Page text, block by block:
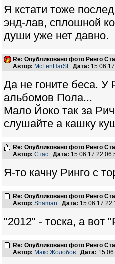
Я кстати тоже
энд-лав, сплошной
души уже нет давно.
Re: Опубликовано фото Ринго
Автор: McLenHarSt Дата:
Да не гоните беса.
альбомов Пола...
Мало Йоко так за
слушайте а кашку
Re: Опубликовано фото Ринго
Автор: Стас Дата: 15.06.17
Я-то качну Ринго с
Re: Опубликовано фото Ринго
Автор: Shaman Дата: 15.06.17
"2012" - тоска, а вот
Re: Опубликовано фото Ринго
Автор: Макс Жолобов Дата: